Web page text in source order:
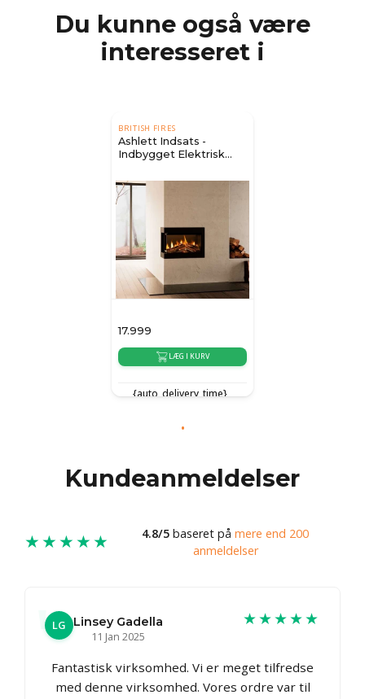
Du kunne også være
interesseret i
BRITISH FIRES
Ashlett Indsats -
Indbygget Elektrisk
17.999
LÆG I KURV
{auto_delivery_time}
Kundeanmeldelser
★★★★★ 4.8/5 baseret på mere end 200
anmeldelser
LG
Linsey Gadella
11 Jan 2025
★★★★★
Fantastisk virksomhed. Vi er meget tilfredse
med denne virksomhed. Vores ordre var til